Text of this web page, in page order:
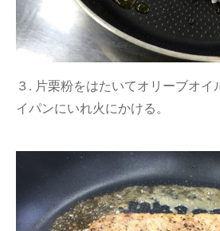
３. 片栗粉をはたいてオリーブオ
イパンにいれ火にかける。